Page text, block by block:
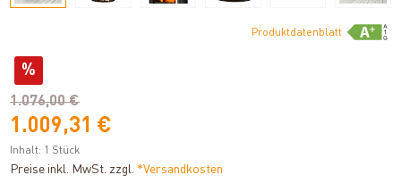
Produktdatenblatt
%
1.076,00 €
1.009,31 €
Inhalt: 1 Stück
Preise inkl. MwSt. zzgl. *Versandkosten